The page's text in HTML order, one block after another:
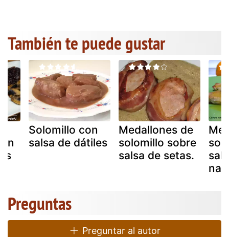
También te puede gustar
Solomillo con
salsa de dátiles
Medallones de
solomillo sobre
salsa de setas.
Preguntas
Preguntar al autor